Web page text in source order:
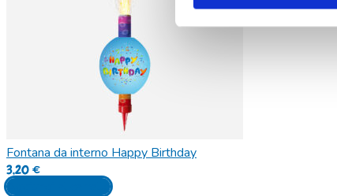
Fontana da interno Happy Birthday
3,20€
Aggiungi al carrello